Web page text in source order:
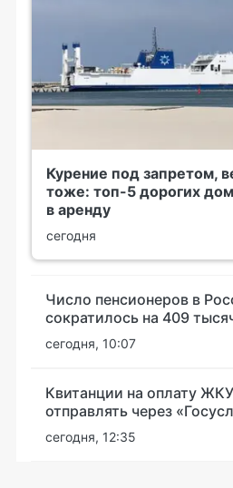
Курение под запретом,
тоже: топ-5 дорогих
в аренду
сегодня
Число пенсионеров в
сократилось на 409
сегодня, 10:07
Квитанции на оплату
отправлять через
сегодня, 12:35